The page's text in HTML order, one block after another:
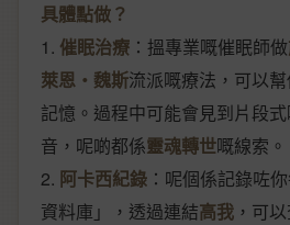
具體點做？
1. 催眠治療 ：搵專業嘅催眠師做
萊恩‧魏斯流派嘅療法，可以
記憶。過程中可能會見到片段
音，呢啲都係靈魂轉世嘅線索。
2. 阿卡西紀錄 ：呢個係記錄咗
資料庫」，透過連結高我 ，可